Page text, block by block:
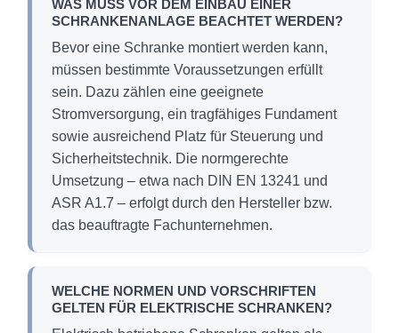
WAS MUSS VOR DEM EINBAU EINER
SCHRANKENANLAGE BEACHTET WERDEN?
Bevor eine Schranke montiert werden kann,
müssen bestimmte Voraussetzungen erfüllt
sein. Dazu zählen eine geeignete
Stromversorgung, ein tragfähiges Fundament
sowie ausreichend Platz für Steuerung und
Sicherheitstechnik. Die normgerechte
Umsetzung – etwa nach DIN EN 13241 und
ASR A1.7 – erfolgt durch den Hersteller bzw.
das beauftragte Fachunternehmen.
WELCHE NORMEN UND VORSCHRIFTEN
GELTEN FÜR ELEKTRISCHE SCHRANKEN?